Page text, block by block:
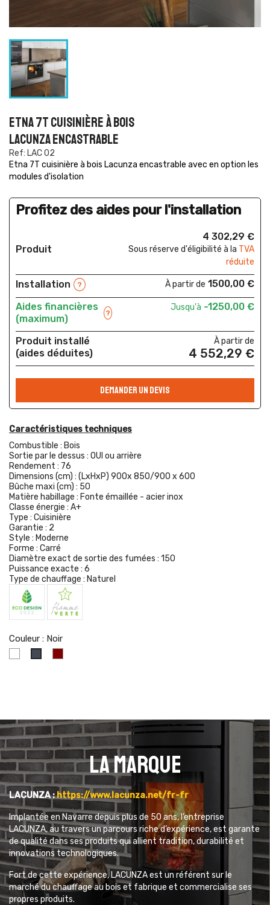
ETNA 7T CUISINIÈRE À BOIS
LACUNZA ENCASTRABLE
Ref: LAC 02
Etna 7T cuisinière à bois Lacunza encastrable avec en option les
modules d'isolation
Profitez des aides pour l'installation
Produit
4 302,29 €
Sous réserve d'éligibilité à la TVA
réduite
Installation ? À partir de 1500,00 €
Aides financières
(maximum)
?
Jusqu'à -1250,00 €
Produit installé
(aides déduites)
À partir de
4 552,29 €
DEMANDER UN DEVIS
Caractéristiques techniques
Combustible : Bois
Sortie par le dessus : OUI ou arrière
Rendement : 76
Dimensions (cm) : (LxHxP) 900x 850/900 x 600
Bûche maxi (cm) : 50
Matière habillage : Fonte émaillée - acier inox
Classe énergie : A+
Type : Cuisinière
Garantie : 2
Style : Moderne
Forme : Carré
Diamètre exact de sortie des fumées : 150
Puissance exacte : 6
Type de chauffage : Naturel
Couleur : Noir
La marque
LACUNZA :https://www.lacunza.net/fr-fr
Implantée en Navarre depuis plus de 50 ans, l’entreprise
LACUNZA, au travers un parcours riche d’expérience, est garante
de qualité dans ses produits qui allient tradition, durabilité et
innovations technologiques.
Fort de cette expérience, LACUNZA est un référent sur le
marché du chauffage au bois et fabrique et commercialise ses
propres produits.